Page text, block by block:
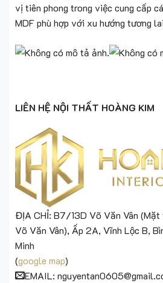
vị tiên phong trong việc cung cấp
MDF phù hợp với xu hướng tương
LIÊN HỆ NỘI THẤT HOÀNG KIM
ĐỊA CHỈ: B7/13D Võ Văn Vân (Mặt
Võ Văn Vân), Ấp 2A, Vĩnh Lộc B,
Minh
(google map)
EMAIL: